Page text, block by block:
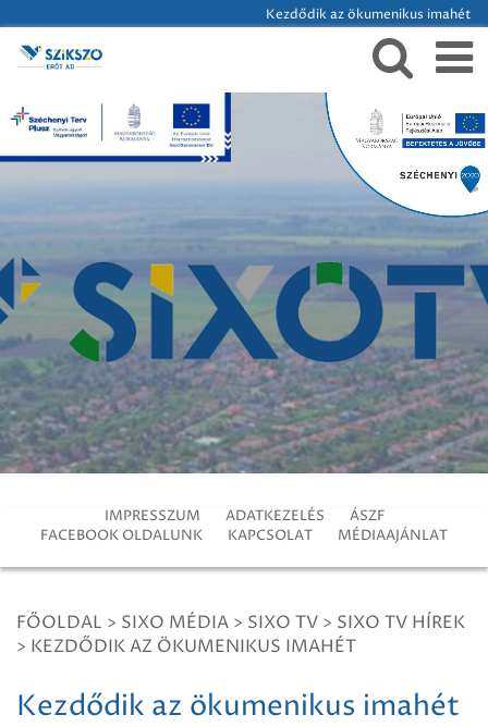
Kezdődik az ökumenikus imahét
IMPRESSZUM ADATKEZELÉS
ÁSZF
FACEBOOK OLDALUNK
KAPCSOLAT MÉDIAAJÁNLAT
FŐOLDAL > SIXO MÉDIA > SIXO TV > SIXO TV HÍREK
> KEZDŐDIK AZ ÖKUMENIKUS IMAHÉT
Kezdődik az ökumenikus imahét